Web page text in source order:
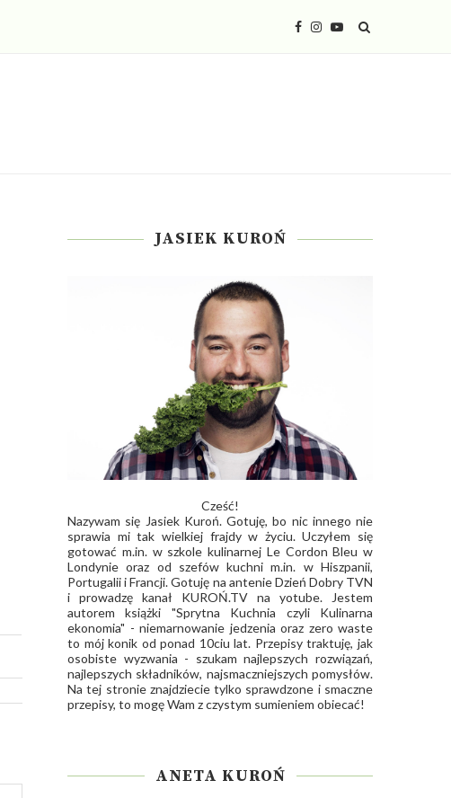
JASIEK KUROŃ
Cześć!
Nazywam się Jasiek Kuroń. Gotuję, bo nic innego nie
sprawia mi tak wielkiej frajdy w życiu. Uczyłem się
gotować m.in. w szkole kulinarnej Le Cordon Bleu w
Londynie oraz od szefów kuchni m.in. w Hiszpanii,
Portugalii i Francji. Gotuję na antenie Dzień Dobry TVN
i prowadzę kanał KUROŃ.TV na yotube. Jestem
autorem książki "Sprytna Kuchnia czyli Kulinarna
ekonomia" - niemarnowanie jedzenia oraz zero waste
to mój konik od ponad 10ciu lat. Przepisy traktuję, jak
osobiste wyzwania - szukam najlepszych rozwiązań,
najlepszych składników, najsmaczniejszych pomysłów.
Na tej stronie znajdziecie tylko sprawdzone i smaczne
przepisy, to mogę Wam z czystym sumieniem obiecać!
ANETA KUROŃ